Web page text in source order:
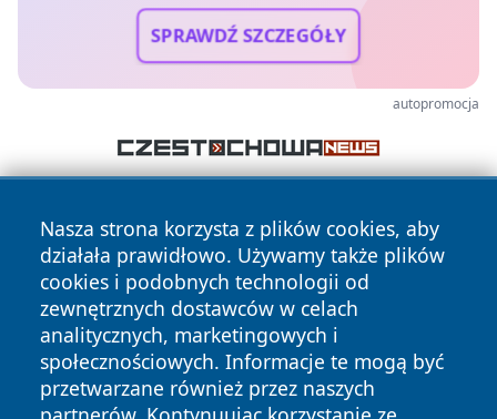
SPRAWDŹ SZCZEGÓŁY
autopromocja
Nasza strona korzysta z plików cookies, aby
działała prawidłowo. Używamy także plików
cookies i podobnych technologii od
zewnętrznych dostawców w celach
analitycznych, marketingowych i
społecznościowych. Informacje te mogą być
przetwarzane również przez naszych
Copyright © 2026 infolomza.pl Wszystkie prawa zastrzeżone.